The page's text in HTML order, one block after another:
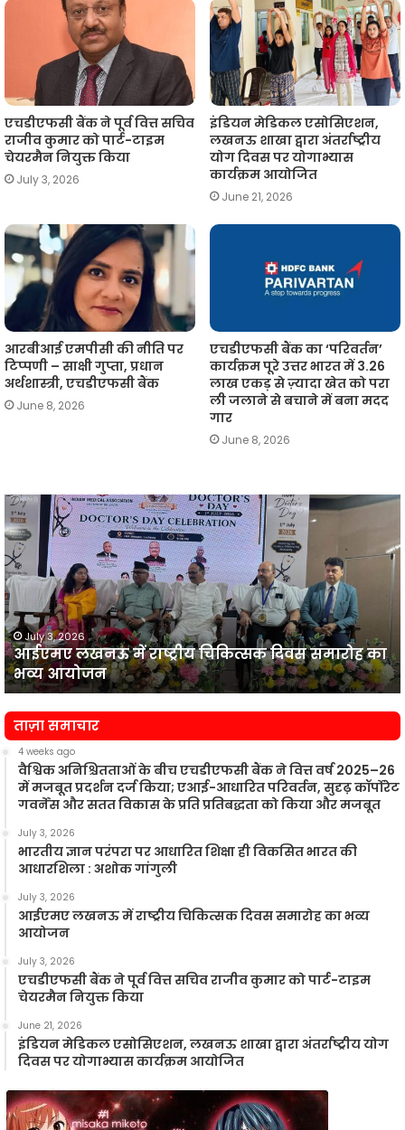
एचडीएफसी बैंक ने पूर्व वित्त सचिव
राजीव कुमार को पार्ट-टाइम
चेयरमैन नियुक्त किया
July 3, 2026
इंडियन मेडिकल एसोसिएशन,
लखनऊ शाखा द्वारा अंतर्राष्ट्रीय
योग दिवस पर योगाभ्यास
कार्यक्रम आयोजित
June 21, 2026
आरबीआई एमपीसी की नीति पर
टिप्पणी – साक्षी गुप्ता, प्रधान
अर्थशास्त्री, एचडीएफसी बैंक
June 8, 2026
एचडीएफसी बैंक का ‘परिवर्तन’
कार्यक्रम पूरे उत्तर भारत में 3.26
लाख एकड़ से ज़्यादा खेत को परा
ली जलाने से बचाने में बना मदद
गार
June 8, 2026
आईएमए
लखनऊ
में
राष्ट्रीय
चिकित्सक
दिवस
समारोह
का
भव्य
आयोजन
July 3, 2026
आईएमए लखनऊ में राष्ट्रीय चिकित्सक दिवस समारोह का
भव्य आयोजन
ताज़ा समाचार
4 weeks ago
वैश्विक अनिश्चितताओं के बीच एचडीएफसी बैंक ने वित्त वर्ष 2025–26
में मजबूत प्रदर्शन दर्ज किया; एआई-आधारित परिवर्तन, सुदृढ़ कॉर्पोरेट
गवर्नेंस और सतत विकास के प्रति प्रतिबद्धता को किया और मजबूत
July 3, 2026
भारतीय ज्ञान परंपरा पर आधारित शिक्षा ही विकसित भारत की
आधारशिला : अशोक गांगुली
July 3, 2026
आईएमए लखनऊ में राष्ट्रीय चिकित्सक दिवस समारोह का भव्य
आयोजन
July 3, 2026
एचडीएफसी बैंक ने पूर्व वित्त सचिव राजीव कुमार को पार्ट-टाइम
चेयरमैन नियुक्त किया
June 21, 2026
इंडियन मेडिकल एसोसिएशन, लखनऊ शाखा द्वारा अंतर्राष्ट्रीय योग
दिवस पर योगाभ्यास कार्यक्रम आयोजित